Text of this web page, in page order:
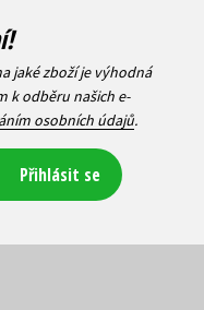
jaké zboží je výhodná
k odběru našich e-
osobních údajů.
Přihlásit se